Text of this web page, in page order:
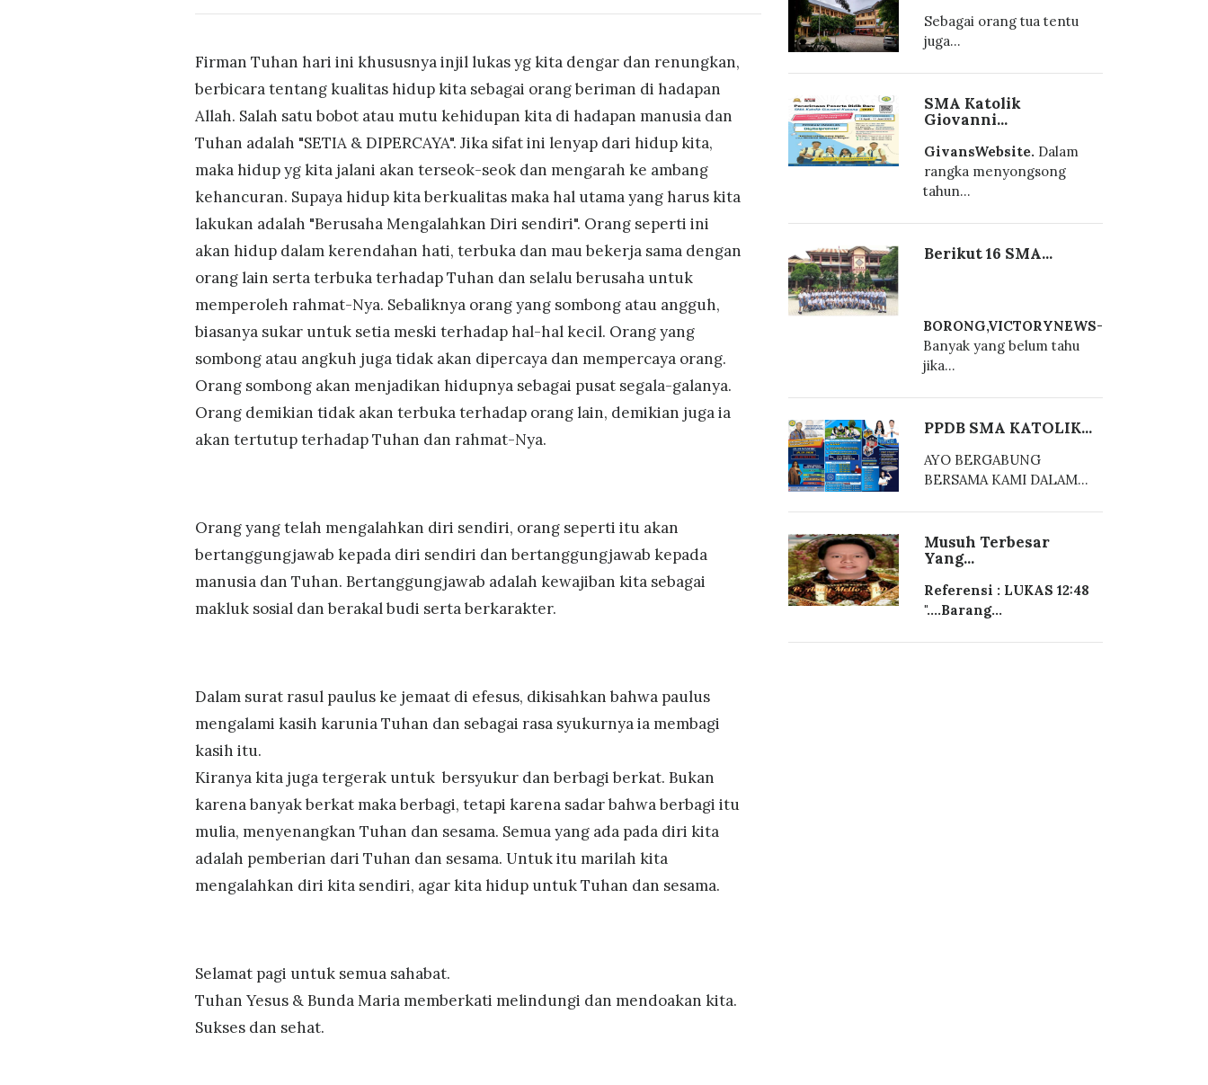
Firman Tuhan hari ini khususnya injil lukas yg kita dengar dan renungkan,
berbicara tentang kualitas hidup kita sebagai orang beriman di hadapan
Allah. Salah satu bobot atau mutu kehidupan kita di hadapan manusia dan
Tuhan adalah "SETIA & DIPERCAYA". Jika sifat ini lenyap dari hidup kita,
maka hidup yg kita jalani akan terseok-seok dan mengarah ke ambang
kehancuran. Supaya hidup kita berkualitas maka hal utama yang harus kita
lakukan adalah "Berusaha Mengalahkan Diri sendiri". Orang seperti ini
akan hidup dalam kerendahan hati, terbuka dan mau bekerja sama dengan
orang lain serta terbuka terhadap Tuhan dan selalu berusaha untuk
memperoleh rahmat-Nya. Sebaliknya orang yang sombong atau angguh,
biasanya sukar untuk setia meski terhadap hal-hal kecil. Orang yang
sombong atau angkuh juga tidak akan dipercaya dan mempercaya orang.
Orang sombong akan menjadikan hidupnya sebagai pusat segala-galanya.
Orang demikian tidak akan terbuka terhadap orang lain, demikian juga ia
akan tertutup terhadap Tuhan dan rahmat-Nya.
Orang yang telah mengalahkan diri sendiri, orang seperti itu akan
bertanggungjawab kepada diri sendiri dan bertanggungjawab kepada
manusia dan Tuhan. Bertanggungjawab adalah kewajiban kita sebagai
makluk sosial dan berakal budi serta berkarakter.
Dalam surat rasul paulus ke jemaat di efesus, dikisahkan bahwa paulus
mengalami kasih karunia Tuhan dan sebagai rasa syukurnya ia membagi
kasih itu.
Kiranya kita juga tergerak untuk bersyukur dan berbagi berkat. Bukan
karena banyak berkat maka berbagi, tetapi karena sadar bahwa berbagi itu
mulia, menyenangkan Tuhan dan sesama. Semua yang ada pada diri kita
adalah pemberian dari Tuhan dan sesama. Untuk itu marilah kita
mengalahkan diri kita sendiri, agar kita hidup untuk Tuhan dan sesama.
Selamat pagi untuk semua sahabat.
Tuhan Yesus & Bunda Maria memberkati melindungi dan mendoakan kita.
Sukses dan sehat.
Sebagai orang tua tentu
juga...
SMA Katolik
Giovanni...
GivansWebsite. Dalam
rangka menyongsong
tahun...
Berikut 16 SMA...
BORONG,VICTORYNEWS-
Banyak yang belum tahu
jika...
PPDB SMA KATOLIK...
AYO BERGABUNG
BERSAMA KAMI DALAM...
Musuh Terbesar
Yang...
Referensi : LUKAS 12:48
"....Barang...